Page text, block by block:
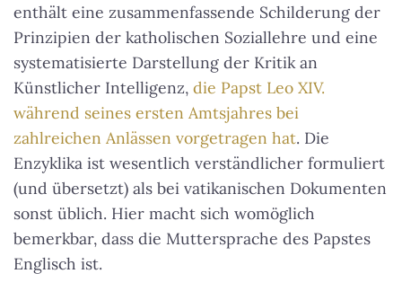
enthält eine zusammenfassende Schilderung der
Prinzipien der katholischen Soziallehre und eine
systematisierte Darstellung der Kritik an
Künstlicher Intelligenz, die Papst Leo XIV.
während seines ersten Amtsjahres bei
zahlreichen Anlässen vorgetragen hat. Die
Enzyklika ist wesentlich verständlicher formuliert
(und übersetzt) als bei vatikanischen Dokumenten
sonst üblich. Hier macht sich womöglich
bemerkbar, dass die Muttersprache des Papstes
Englisch ist.